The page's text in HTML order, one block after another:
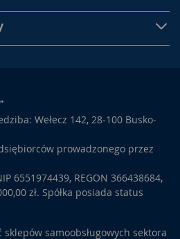
Wełecz 142, 28-100 Busko-
prowadzonego przez
6551974439, REGON 366438684,
zł. Spółka posiada status
sklepów samoobsługowych sektora